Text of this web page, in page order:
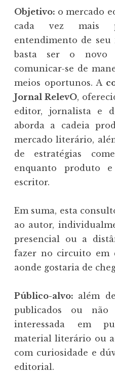
Objetivo: o mercado
cada vez mais
entendimento de seu
basta ser o novo
comunicar-se de
meios oportunos. A
Jornal RelevO,
editor, jornalista e
aborda a cadeia
mercado literário,
de estratégias
enquanto produto
escritor.
Em suma, esta
ao autor,
presencial ou a
fazer no circuito em
aonde gostaria de
Público-alvo: além
publicados ou não
interessada em
material literário ou
com curiosidade e
editorial.